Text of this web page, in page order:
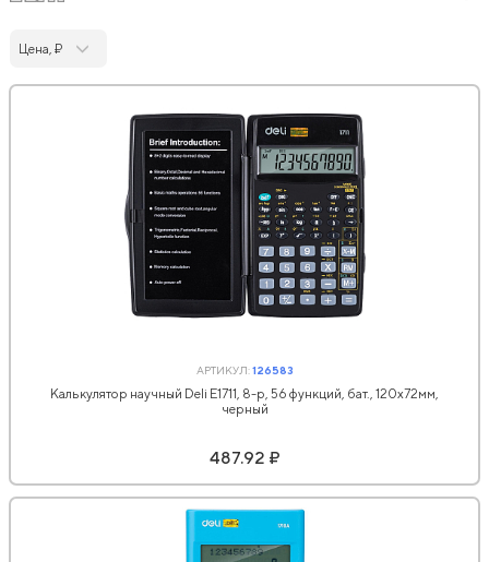
Цена, ₽
АРТИКУЛ:126583
Калькулятор научный Deli E1711, 8-р, 56 функций, бат., 120x72мм,
черный
487.92 ₽